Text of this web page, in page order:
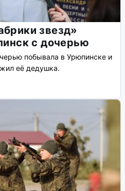
звезд»
с дочерью
побывала в Урюпинске и
её дедушка.